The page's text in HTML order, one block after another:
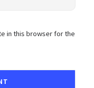
in this browser for the